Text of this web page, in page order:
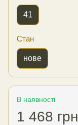
41
Стан
нове
В наявності
1 468 грн